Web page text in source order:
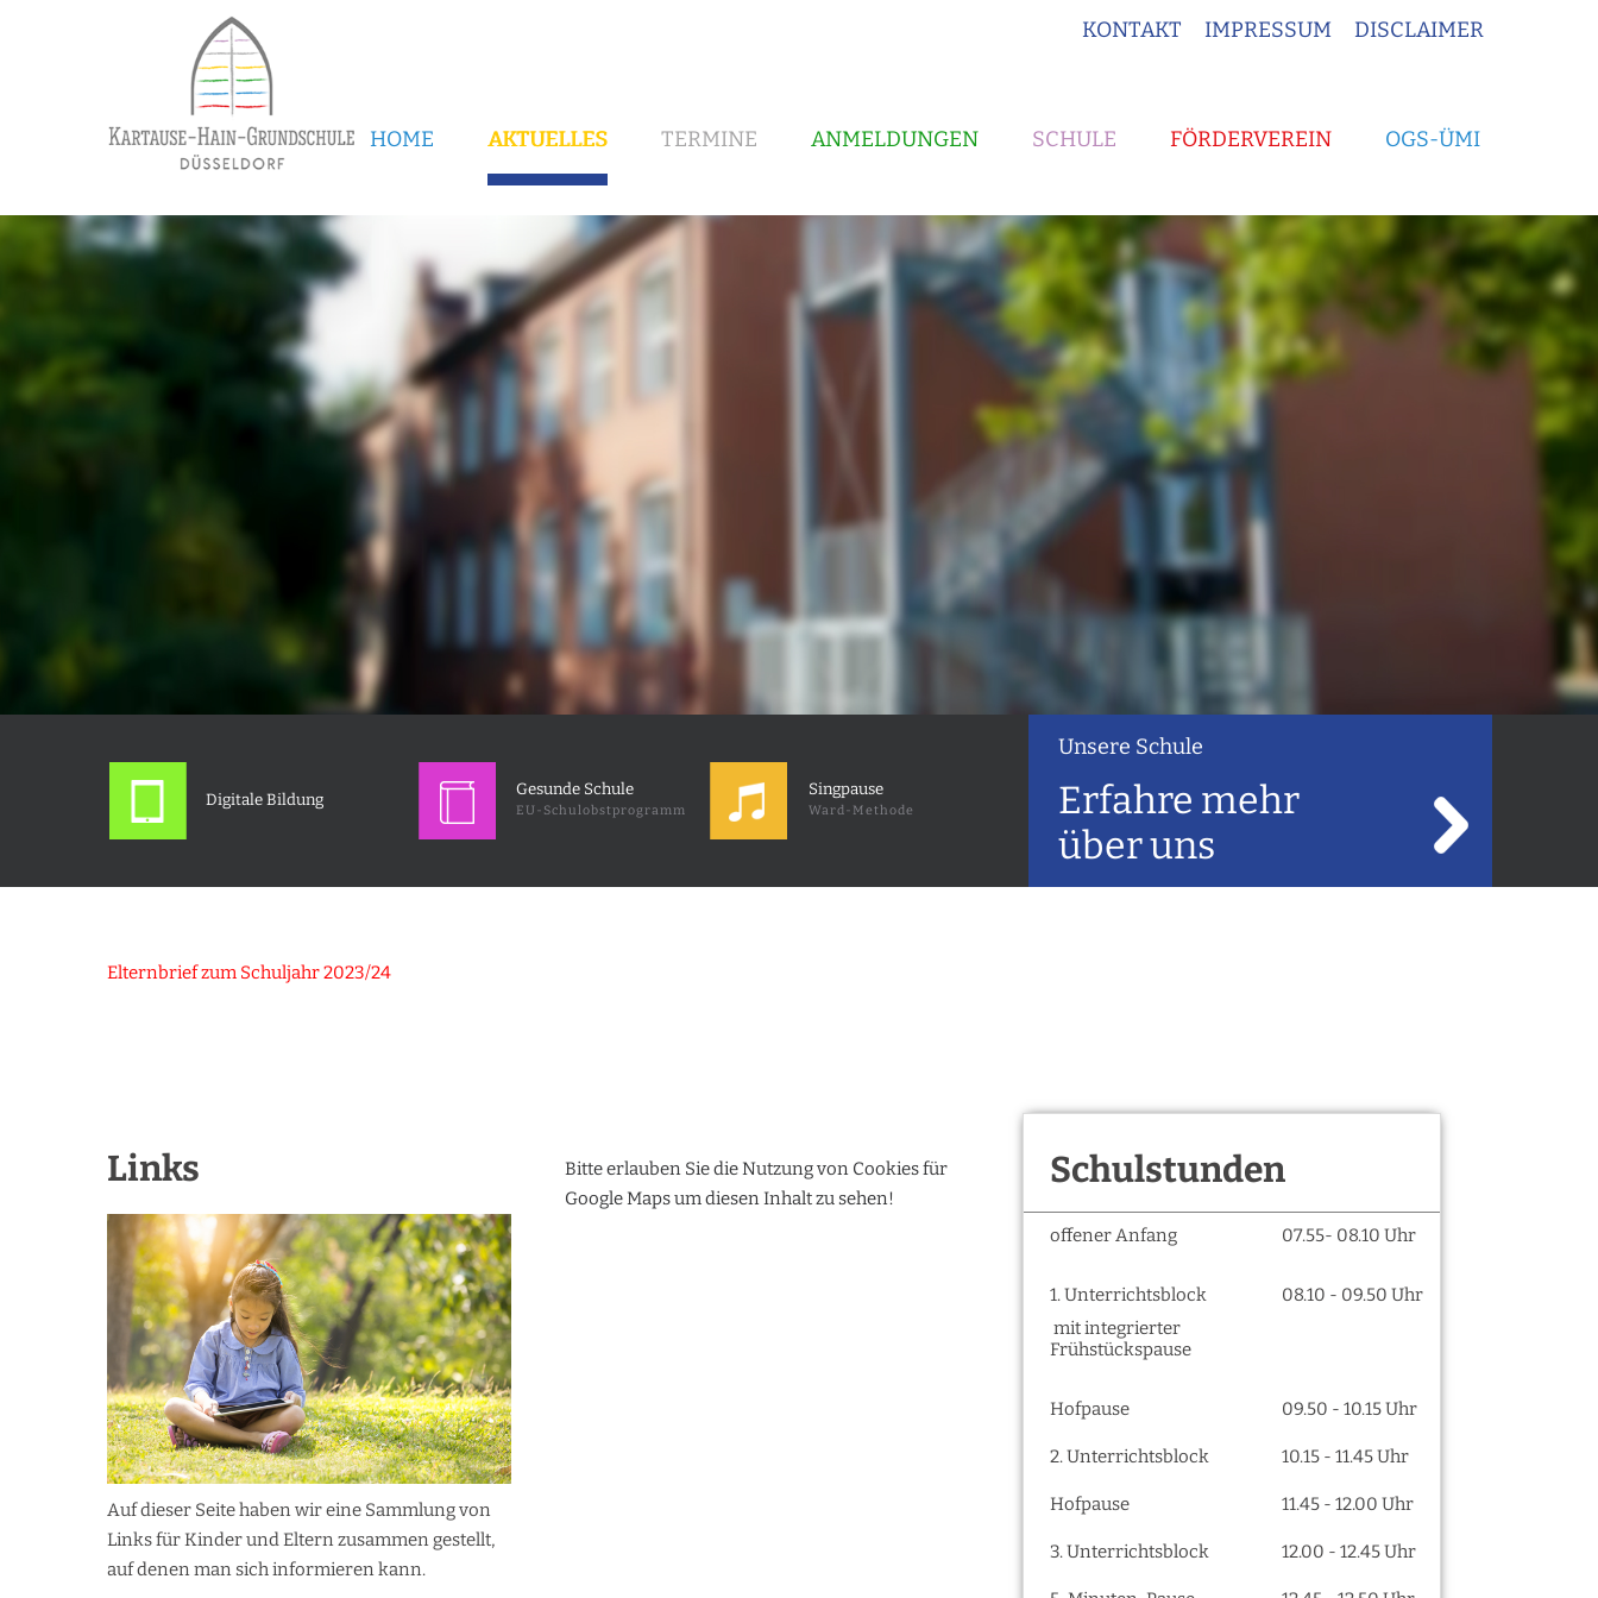
KONTAKT IMPRESSUM DISCLAIMER
HOME AKTUELLES TERMINE ANMELDUNGEN SCHULE FÖRDERVEREIN OGS-ÜMI
Digitale Bildung
Gesunde Schule
EU-Schulobstprogramm
Singpause
Ward-Methode
Unsere Schule
Erfahre mehr
über uns
Elternbrief zum Schuljahr 2023/24
Links
Auf dieser Seite haben wir eine Sammlung von
Links für Kinder und Eltern zusammen gestellt,
auf denen man sich informieren kann.
Bitte erlauben Sie die Nutzung von Cookies für
Google Maps um diesen Inhalt zu sehen!
Schulstunden
offener Anfang 07.55- 08.10 Uhr
1. Unterrichtsblock
mit integrierter
Frühstückspause
08.10 - 09.50 Uhr
Hofpause 09.50 - 10.15 Uhr
2. Unterrichtsblock 10.15 - 11.45 Uhr
Hofpause 11.45 - 12.00 Uhr
3. Unterrichtsblock 12.00 - 12.45 Uhr